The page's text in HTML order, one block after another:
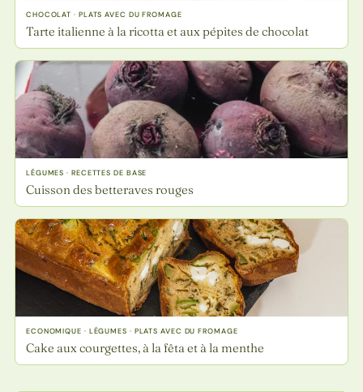
CHOCOLAT · PLATS AVEC DU FROMAGE
Tarte italienne à la ricotta et aux pépites de chocolat
LÉGUMES · RECETTES DE BASE
Cuisson des betteraves rouges
ECONOMIQUE · LÉGUMES · PLATS AVEC DU FROMAGE
Cake aux courgettes, à la fêta et à la menthe